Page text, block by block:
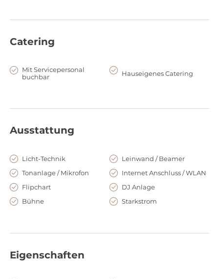
Teppiche und Beleuchtung, sowie Telefon- und Steckdosen
tun müssen.
Im Veranstaltungscenter finden Sie Restaurant, Bistro und
Kioske.
entfernt und hat einen direkten Autobahnanschluss an die A9.
In ca. 14 Minuten sind Sie mit der U-Bahn im Stadtzentrum.
Catering
Mit Servicepersonal
buchbar
Hauseigenes Catering
Ausstattung
Licht-Technik
Leinwand / Beamer
Tonanlage / Mikrofon
Internet Anschluss / WLAN
Flipchart
DJ Anlage
Bühne
Starkstrom
Eigenschaften